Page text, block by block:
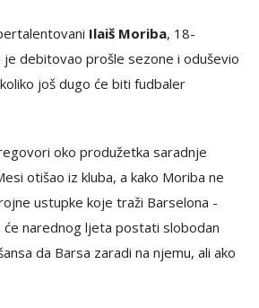
Ilaiš Moriba, 18-
je debitovao prošle sezone i oduševio
još dugo će biti fudbaler
oko produžetka saradnje
otišao iz kluba, a kako Moriba ne
ustupke koje traži Barselona -
će narednog ljeta postati slobodan
da Barsa zaradi na njemu, ali ako